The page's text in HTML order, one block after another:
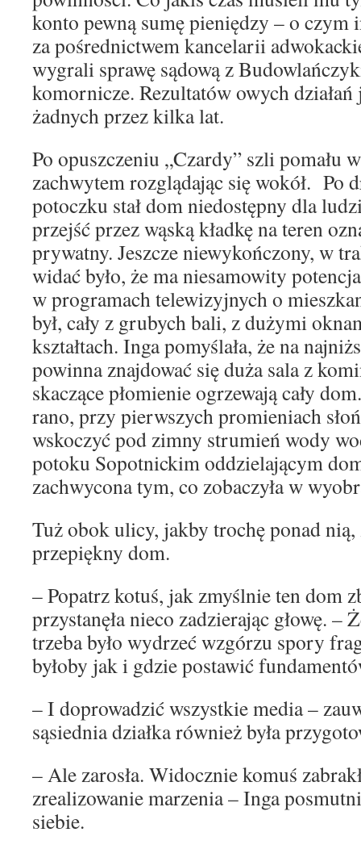
konto pewną sumę pieniędzy – o
za pośrednictwem kancelarii
wygrali sprawę sądową z
komornicze. Rezultatów owych działań
żadnych przez kilka lat.
Po opuszczeniu „Czardy” szli pomału
zachwytem rozglądając się wokół. Po
potoczku stał dom niedostępny dla
przejść przez wąską kładkę na teren
prywatny. Jeszcze niewykończony, w
widać było, że ma niesamowity
w programach telewizyjnych o
był, cały z grubych bali, z dużymi
kształtach. Inga pomyślała, że na
powinna znajdować się duża sala z
skaczące płomienie ogrzewają cały
rano, przy pierwszych promieniach
wskoczyć pod zimny strumień wody
potoku Sopotnickim oddzielającym
zachwycona tym, co zobaczyła w
Tuż obok ulicy, jakby trochę ponad
przepiękny dom.
– Popatrz kotuś, jak zmyślnie ten dom
przystanęła nieco zadzierając głowę. –
trzeba było wydrzeć wzgórzu spory
byłoby jak i gdzie postawić
– I doprowadzić wszystkie media –
sąsiednia działka również była
– Ale zarosła. Widocznie komuś
zrealizowanie marzenia – Inga
siebie.